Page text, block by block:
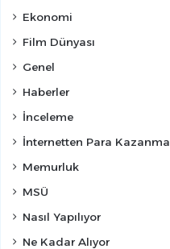
Ekonomi
Film Dünyası
Genel
Haberler
İnceleme
İnternetten Para Kazanma
Memurluk
MSÜ
Nasıl Yapılıyor
Ne Kadar Alıyor